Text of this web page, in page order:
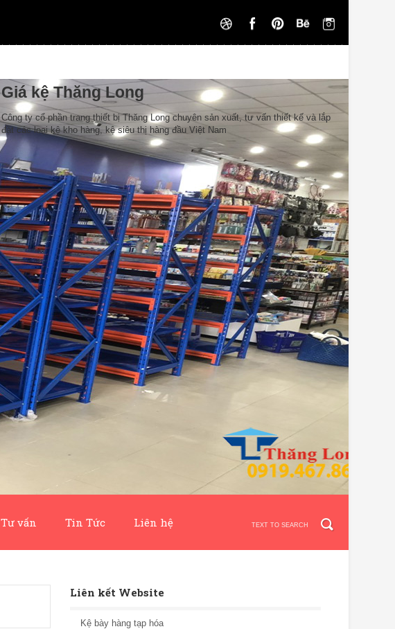
Giá kệ Thăng Long
Công ty cổ phần trang thiết bị Thăng Long chuyên sản xuất, tư vấn thiết kế và lắp
đặt các loại kệ kho hàng, kệ siêu thị hàng đầu Việt Nam
Tư vấn Tin Tức Liên hệ
Liên kết Website
Kệ bày hàng tạp hóa